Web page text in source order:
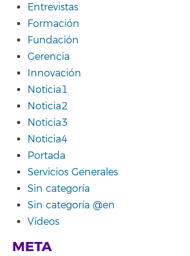
Entrevistas
Formación
Fundación
Gerencia
Innovación
Noticia1
Noticia2
Noticia3
Noticia4
Portada
Servicios Generales
Sin categoría
Sin categoría @en
Vídeos
META